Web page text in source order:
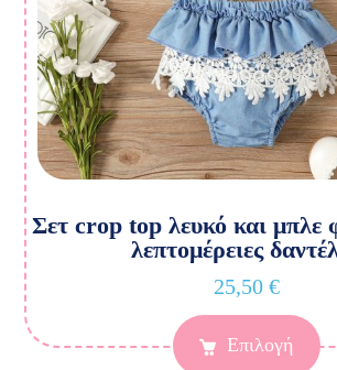
Σετ crop top λευκό και μπλε
λεπτομέρειες
25,50 €
Επιλογή